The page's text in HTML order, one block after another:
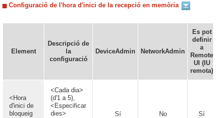
Configuració de l'hora d'inici de la recepció en memòria
Element
Descripció de
la
configuració
DeviceAdmin NetworkAdmin
Es pot
definir
a
Remote
UI (IU
remota)
<Hora
d'inici de
bloqueig
<Cada dia>
(d'1 a 5),
<Especificar
dies>
Sí No Sí